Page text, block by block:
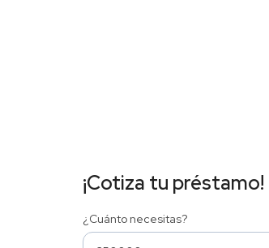
¡Cotiza tu préstamo!
¿Cuánto necesitas?